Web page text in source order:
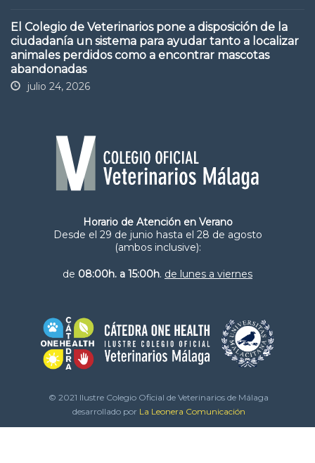
El Colegio de Veterinarios pone a disposición de la
ciudadanía un sistema para ayudar tanto a localizar
animales perdidos como a encontrar mascotas
abandonadas
julio 24, 2026
Horario de Atención en Verano
Desde el 29 de junio hasta el 28 de agosto
(ambos inclusive):
de 08:00h. a 15:00h. de lunes a viernes
© 2021 Ilustre Colegio Oficial de Veterinarios de Málaga
desarrollado por La Leonera Comunicación